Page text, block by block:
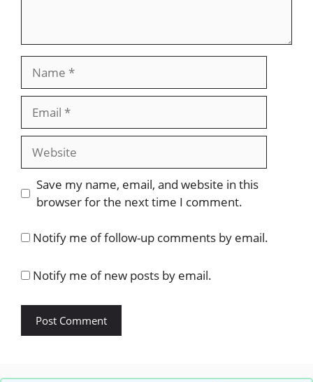
Website
Save my name, email, and website in this
browser for the next time I comment.
Notify me of follow-up comments by email.
Notify me of new posts by email.